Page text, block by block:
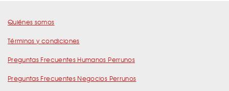
Quiénes somos
Términos y condiciones
Preguntas Frecuentes Humanos Perrunos
Preguntas Frecuentes Negocios Perrunos